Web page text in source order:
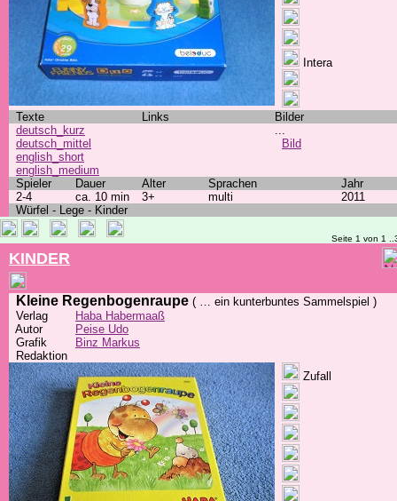
Intera
Texte Links
Bilder
deutsch_kurz
deutsch_mittel
english_short
english_medium
...
Bild
Spieler Dauer Alter Sprachen
Jahr
2-4
ca. 10 min 3+ multi
2011
Würfel - Lege - Kinder
Seite 1 von 1
KINDER
Kleine Regenbogenraupe ( … ein kunterbuntes Sammelspiel )
Verlag
Haba Habermaaß
Autor
Peise Udo
Grafik
Binz Markus
Redaktion
Zufall